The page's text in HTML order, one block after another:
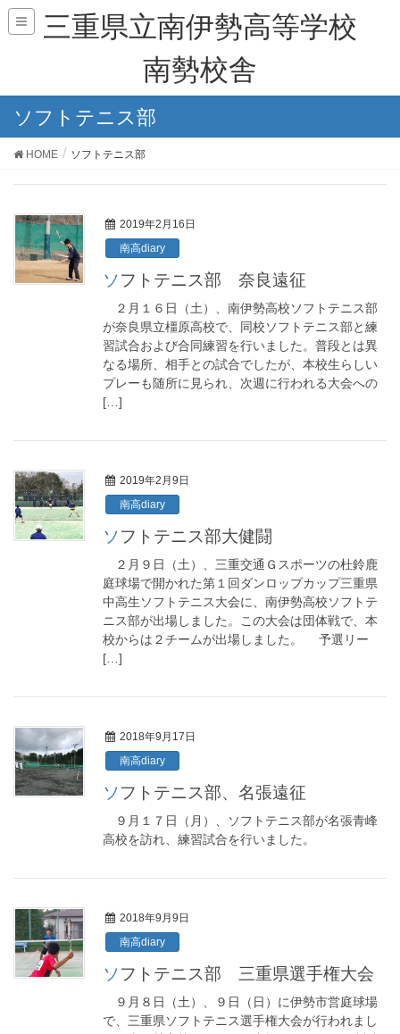
三重県立南伊勢高等学校
南勢校舎
ソフトテニス部
HOME ソフトテニス部
2019年2月16日
南高diary
ソフトテニス部 奈良遠征
２月１６日（土）、南伊勢高校ソフトテニス部
が奈良県立橿原高校で、同校ソフトテニス部と練
習試合および合同練習を行いました。普段とは異
なる場所、相手との試合でしたが、本校生らしい
プレーも随所に見られ、次週に行われる大会への
[…]
2019年2月9日
南高diary
ソフトテニス部大健闘
２月９日（土）、三重交通Ｇスポーツの杜鈴鹿
庭球場で開かれた第１回ダンロップカップ三重県
中高生ソフトテニス大会に、南伊勢高校ソフトテ
ニス部が出場しました。この大会は団体戦で、本
校からは２チームが出場しました。 予選リー
[…]
2018年9月17日
南高diary
ソフトテニス部、名張遠征
９月１７日（月）、ソフトテニス部が名張青峰
高校を訪れ、練習試合を行いました。
2018年9月9日
南高diary
ソフトテニス部 三重県選手権大会
９月８日（土）、９日（日）に伊勢市営庭球場
で、三重県ソフトテニス選手権大会が行われまし